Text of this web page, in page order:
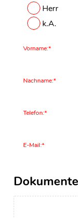
Herr
k.A.
Vorname:*
Nachname:*
Telefon:*
E-Mail:*
Dokumente